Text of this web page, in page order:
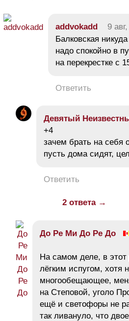
addvokadd 9
Балковская
надо спокойно в
на перекрестке с
Ответить
Девятый
+4
зачем брать на себя
пусть дома сидят,
Ответить
2 ответа →
До Ре Ми До Ре До
На самом деле, в этот
лёгким испугом, хотя
многообещающее,
на Степовой, уголо
ещё и светофоры не
так ливануло, что